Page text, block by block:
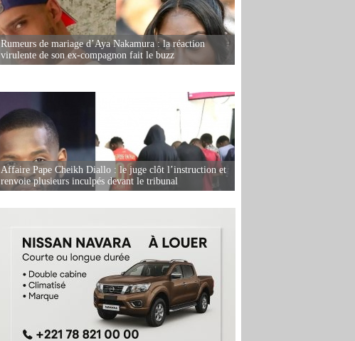
Rumeurs de mariage d’Aya Nakamura : la réaction
virulente de son ex-compagnon fait le buzz
Affaire Pape Cheikh Diallo : le juge clôt l’instruction et
renvoie plusieurs inculpés devant le tribunal